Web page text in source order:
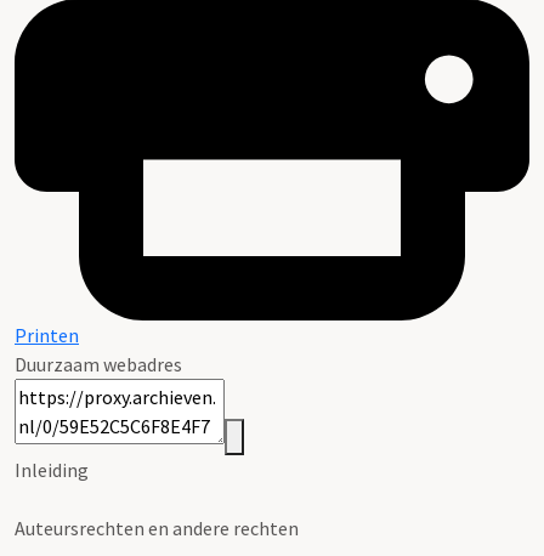
Printen
Duurzaam webadres
Inleiding
Auteursrechten en andere rechten